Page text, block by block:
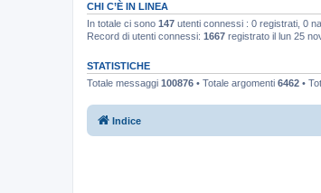
CHI C’È IN LINEA
In totale ci sono 147 utenti connessi : 0 registrati, 0
Record di utenti connessi: 1667 registrato il lun 25
STATISTICHE
Totale messaggi 100876 • Totale argomenti 6462 •
Indice